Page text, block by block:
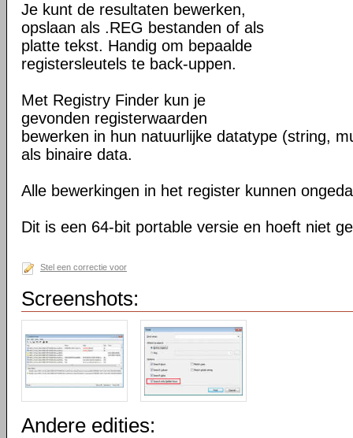
Je kunt de resultaten bewerken,
opslaan als .REG bestanden of als
platte tekst. Handig om bepaalde
registersleutels te back-uppen.
Met Registry Finder kun je
gevonden registerwaarden
bewerken in hun natuurlijke datatype (string,
als binaire data.
Alle bewerkingen in het register kunnen
Dit is een 64-bit portable versie en hoeft niet
Stel een correctie voor
Screenshots:
Andere edities: